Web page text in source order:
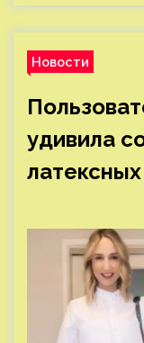
Новости
удивила